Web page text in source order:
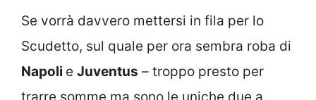
Se vorrà davvero mettersi in fila per lo
Scudetto, sul quale per ora sembra roba di
Napoli e Juventus – troppo presto per